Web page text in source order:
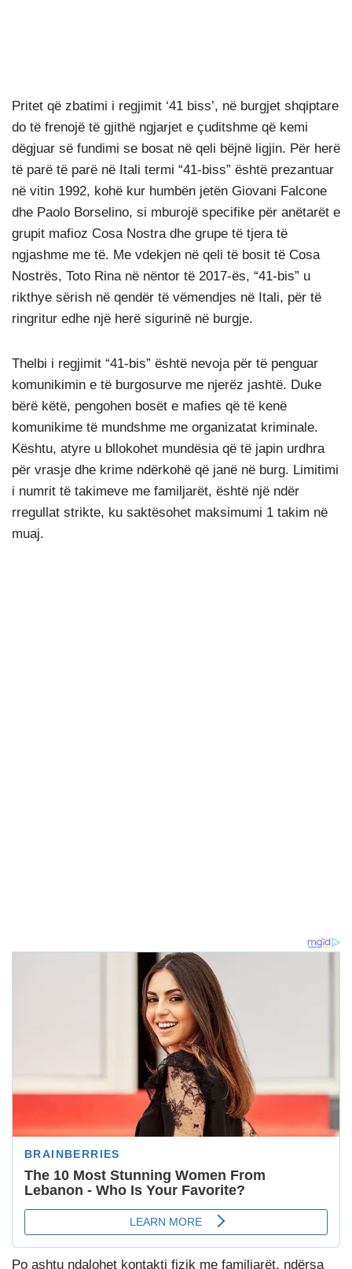
Pritet që zbatimi i regjimit ‘41 biss’, në burgjet shqiptare
do të frenojë të gjithë ngjarjet e çuditshme që kemi
dëgjuar së fundimi se bosat në qeli bëjnë ligjin. Për herë
të parë të parë në Itali termi “41-biss” është prezantuar
në vitin 1992, kohë kur humbën jetën Giovani Falcone
dhe Paolo Borselino, si mburojë specifike për anëtarët e
grupit mafioz Cosa Nostra dhe grupe të tjera të
ngjashme me të. Me vdekjen në qeli të bosit të Cosa
Nostrës, Toto Rina në nëntor të 2017-ës, “41-bis” u
rikthye sërish në qendër të vëmendjes në Itali, për të
ringritur edhe një herë sigurinë në burgje.
Thelbi i regjimit “41-bis” është nevoja për të penguar
komunikimin e të burgosurve me njerëz jashtë. Duke
bërë këtë, pengohen bosët e mafies që të kenë
komunikime të mundshme me organizatat kriminale.
Kështu, atyre u bllokohet mundësia që të japin urdhra
për vrasje dhe krime ndërkohë që janë në burg. Limitimi
i numrit të takimeve me familjarët, është një ndër
rregullat strikte, ku saktësohet maksimumi 1 takim në
muaj.
Po ashtu ndalohet kontakti fizik me familjarët, ndërsa